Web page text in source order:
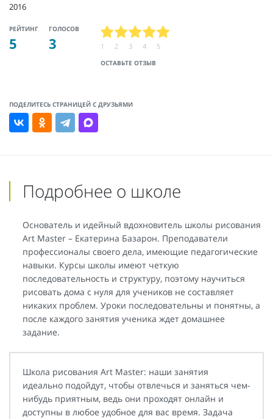
2016
РЕЙТИНГ
5
ГОЛОСОВ
3
ОСТАВЬТЕ ОТЗЫВ
1 2 3 4 5
ПОДЕЛИТЕСЬ СТРАНИЦЕЙ С ДРУЗЬЯМИ
Подробнее о школе
Основатель и идейный вдохновитель школы рисования
Art Master – Екатерина Базарон. Преподаватели
профессионалы своего дела, имеющие педагогические
навыки. Курсы школы имеют четкую
последовательность и структуру, поэтому научиться
рисовать дома с нуля для учеников не составляет
никаких проблем. Уроки последовательны и понятны, а
после каждого занятия ученика ждет домашнее
задание.
Школа рисования Art Master: наши занятия
идеально подойдут, чтобы отвлечься и заняться чем-
нибудь приятным, ведь они проходят онлайн и
доступны в любое удобное для вас время. Задача